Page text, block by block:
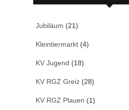
Jubiläum (21)
Kleintiermarkt (4)
KV Jugend (18)
KV RGZ Greiz (28)
KV RGZ Plauen (1)